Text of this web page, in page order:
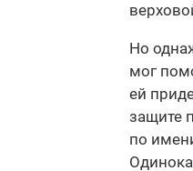
Но
мог
ей
защите
по